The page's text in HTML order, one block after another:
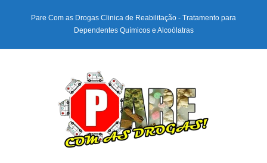
conteúdo
Pare Com as Drogas Clinica de Reabilitação - Tratamento para
Dependentes Químicos e Alcoólatras